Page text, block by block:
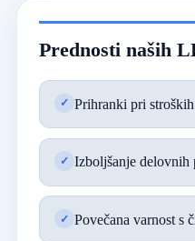
Prednosti naših
Prihranki pri
Izboljšanje delovnih
Povečana varnost s